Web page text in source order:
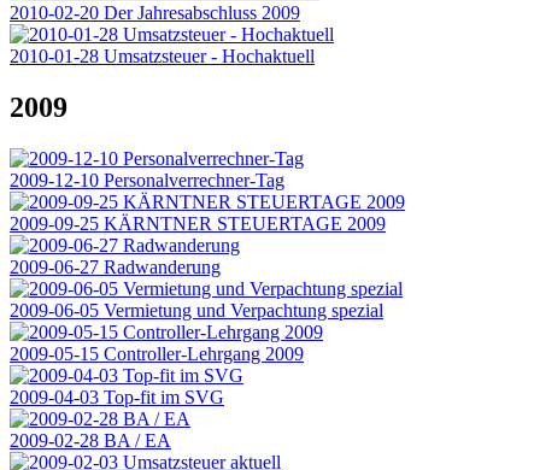
2010-02-20 Der Jahresabschluss 2009
2010-01-28 Umsatzsteuer - Hochaktuell
2009
2009-12-10 Personalverrechner-Tag
2009-09-25 KÄRNTNER STEUERTAGE 2009
2009-06-27 Radwanderung
2009-06-05 Vermietung und Verpachtung spezial
2009-05-15 Controller-Lehrgang 2009
2009-04-03 Top-fit im SVG
2009-02-28 BA / EA